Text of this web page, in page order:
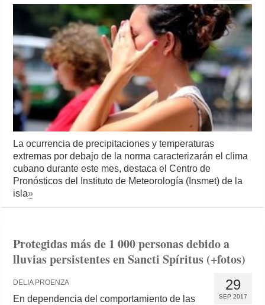
La ocurrencia de precipitaciones y temperaturas
extremas por debajo de la norma caracterizarán el clima
cubano durante este mes, destaca el Centro de
Pronósticos del Instituto de Meteorología (Insmet) de la
isla»
Protegidas más de 1 000 personas debido a
lluvias persistentes en Sancti Spíritus (+fotos)
29
SEP 2017
DELIA PROENZA
En dependencia del comportamiento de las